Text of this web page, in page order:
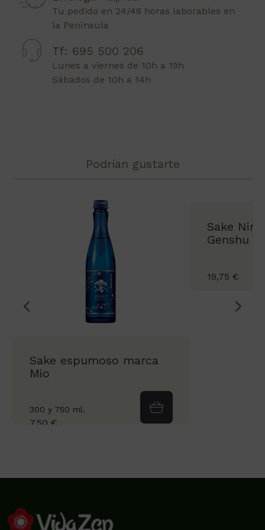
Tu pedido en 24/48 horas laborables en
la Península
Tf: 695 500 206
Lunes a viernes de 10h a 19h
Sábados de 10h a 14h
Podrían gustarte
Sake espumoso marca
Mio
300 y 750 ml.
7,50 €
Sake
Genshu
19,75 €